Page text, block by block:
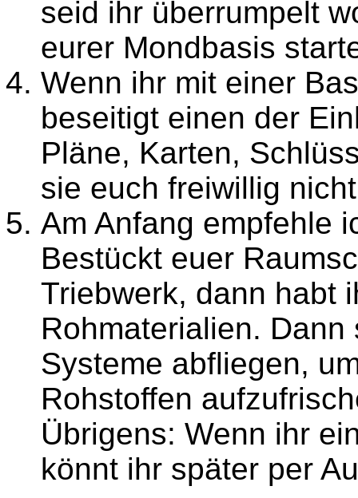
seid ihr überrumpelt
eurer Mondbasis
Wenn ihr mit einer
beseitigt einen der
Pläne, Karten,
sie euch freiwillig
Am Anfang empfehle
Bestückt euer
Triebwerk, dann habt
Rohmaterialien.
Systeme abfliegen,
Rohstoffen
Übrigens: Wenn ihr
könnt ihr später per